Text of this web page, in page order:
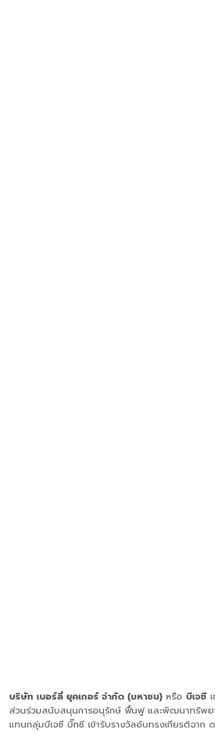
บริษัท เบอร์ลี่ ยุคเกอร์ จำกัด (มหาชน) หรือ บีเจซี
ส่วนร่วมสนับสนุนการอนุรักษ์ ฟื้นฟู และพัฒนาทรัพยา
แทนกลุ่มบีเจซี บิ๊กซี เข้ารับรางวัลอันทรงเกียรติจ